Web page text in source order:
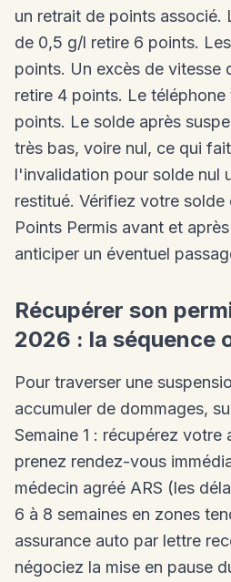
un retrait de points associé.
de 0,5 g/l retire 6 points.
points. Un excès de vitesse
retire 4 points. Le téléphone
points. Le solde après
très bas, voire nul, ce qui
l'invalidation pour solde nul
restitué. Vérifiez votre
Points Permis avant et
anticiper un éventuel
Récupérer son
2026 : la séquence
Pour traverser une
accumuler de dommages,
Semaine 1 : récupérez votre
prenez rendez-vous
médecin agréé ARS (les
6 à 8 semaines en zones
assurance auto par lettre
négociez la mise en pause